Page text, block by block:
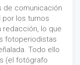
de comunicación
por los turnos
redacción, lo que
fotoperiodistas
Todo ello
(el fotógrafo